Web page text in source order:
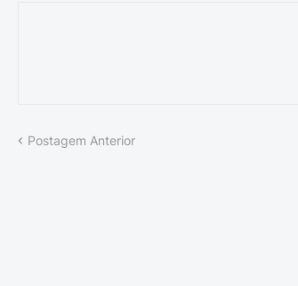
Postagem Anterior